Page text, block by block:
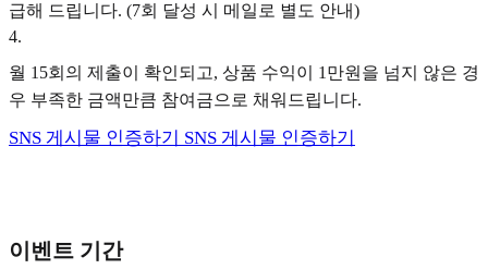
급해 드립니다. (7회 달성 시 메일로 별도 안내)
4.
월 15회의 제출이 확인되고, 상품 수익이 1만원을 넘지 않은 경
우 부족한 금액만큼 참여금으로 채워드립니다.
SNS 게시물 인증하기 SNS 게시물 인증하기
이벤트 기간